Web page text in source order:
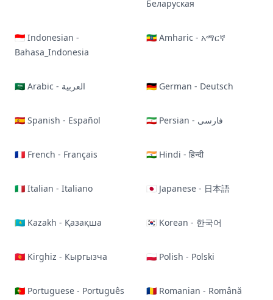
Беларуская
🇮🇩 Indonesian -
Bahasa_Indonesia
🇪🇹 Amharic - አማርኛ
🇸🇦 Arabic - العربية 🇩🇪 German - Deutsch
🇪🇸 Spanish - Español 🇮🇷 Persian - فارسی
🇫🇷 French - Français 🇮🇳 Hindi - हिन्दी
🇮🇹 Italian - Italiano 🇯🇵 Japanese - 日本語
🇰🇿 Kazakh - Қазақша 🇰🇷 Korean - 한국어
🇰🇬 Kirghiz - Кыргызча 🇵🇱 Polish - Polski
🇵🇹 Portuguese - Português 🇷🇴 Romanian - Română